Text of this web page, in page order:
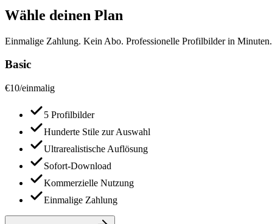
Wähle deinen Plan
Einmalige Zahlung. Kein Abo. Professionelle Profilbilder in Minuten.
Basic
€10/einmalig
5 Profilbilder
Hunderte Stile zur Auswahl
Ultrarealistische Auflösung
Sofort-Download
Kommerzielle Nutzung
Einmalige Zahlung